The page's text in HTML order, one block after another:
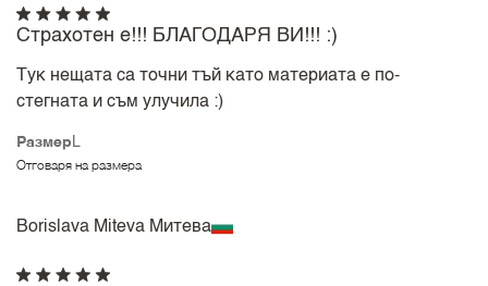
Размер L
Отговаря на размера
Страхотен е!!! БЛАГОДАРЯ ВИ!!! :)
Тук нещата са точни тъй като материата е по-
стегната и съм улучила :)
Borislava Miteva Митева